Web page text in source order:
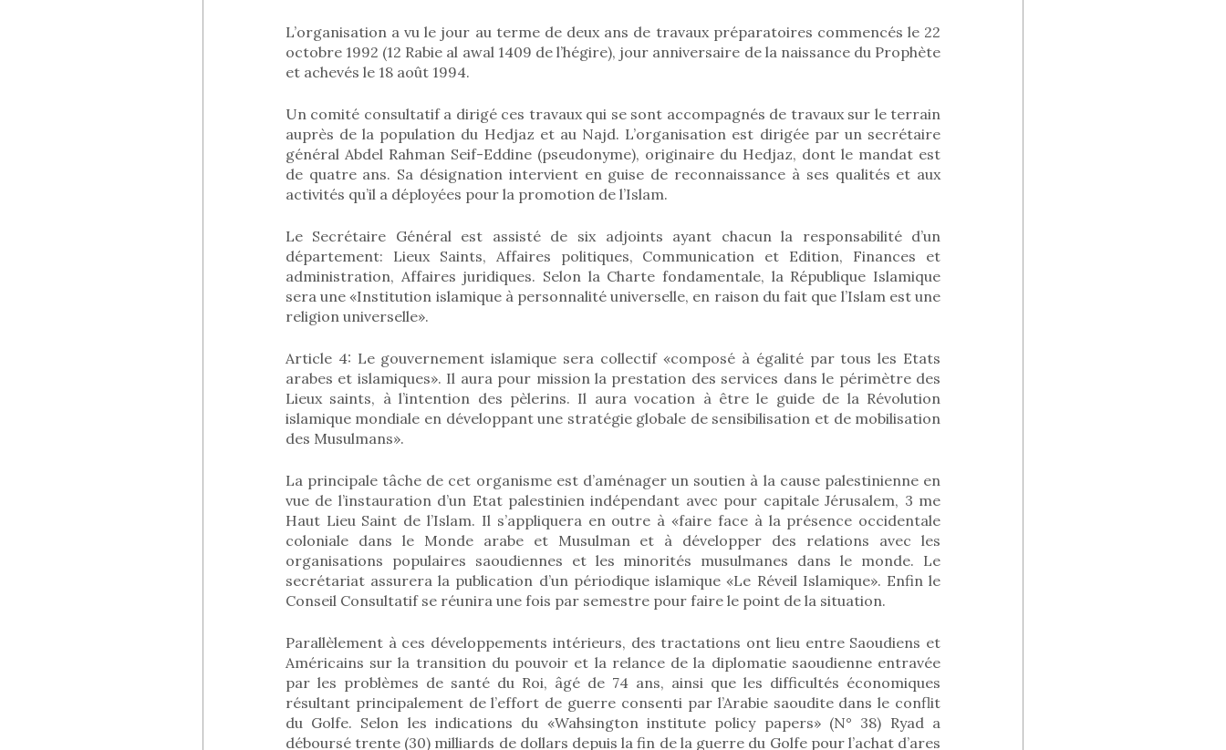
L’organisation a vu le jour au terme de deux ans de travaux préparatoires commencés le 22
octobre 1992 (12 Rabie al awal 1409 de l’hégire), jour anniversaire de la naissance du Prophète
et achevés le 18 août 1994.
Un comité consultatif a dirigé ces travaux qui se sont accompagnés de travaux sur le terrain
auprès de la population du Hedjaz et au Najd. L’organisation est dirigée par un secrétaire
général Abdel Rahman Seif-Eddine (pseudonyme), originaire du Hedjaz, dont le mandat est
de quatre ans. Sa désignation intervient en guise de reconnaissance à ses qualités et aux
activités qu’il a déployées pour la promotion de l’Islam.
Le Secrétaire Général est assisté de six adjoints ayant chacun la responsabilité d’un
département: Lieux Saints, Affaires politiques, Communication et Edition, Finances et
administration, Affaires juridiques. Selon la Charte fondamentale, la République Islamique
sera une «Institution islamique à personnalité universelle, en raison du fait que l’Islam est une
religion universelle».
Article 4: Le gouvernement islamique sera collectif «composé à égalité par tous les Etats
arabes et islamiques». Il aura pour mission la prestation des services dans le périmètre des
Lieux saints, à l’intention des pèlerins. Il aura vocation à être le guide de la Révolution
islamique mondiale en développant une stratégie globale de sensibilisation et de mobilisation
des Musulmans».
La principale tâche de cet organisme est d’aménager un soutien à la cause palestinienne en
vue de l’instauration d’un Etat palestinien indépendant avec pour capitale Jérusalem, 3 me
Haut Lieu Saint de l’Islam. Il s’appliquera en outre à «faire face à la présence occidentale
coloniale dans le Monde arabe et Musulman et à développer des relations avec les
organisations populaires saoudiennes et les minorités musulmanes dans le monde. Le
secrétariat assurera la publication d’un périodique islamique «Le Réveil Islamique». Enfin le
Conseil Consultatif se réunira une fois par semestre pour faire le point de la situation.
Parallèlement à ces développements intérieurs, des tractations ont lieu entre Saoudiens et
Américains sur la transition du pouvoir et la relance de la diplomatie saoudienne entravée
par les problèmes de santé du Roi, âgé de 74 ans, ainsi que les difficultés économiques
résultant principalement de l’effort de guerre consenti par l’Arabie saoudite dans le conflit
du Golfe. Selon les indications du «Wahsington institute policy papers» (N° 38) Ryad a
déboursé trente (30) milliards de dollars depuis la fin de la guerre du Golfe pour l’achat d’ares